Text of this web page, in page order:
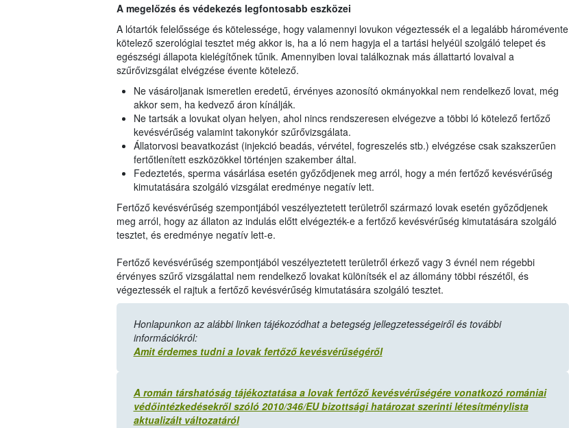
A megelőzés és védekezés legfontosabb eszközei
A lótartók felelőssége és kötelessége, hogy valamennyi lovukon végeztessék el a legalább háromévente
kötelező szerológiai tesztet még akkor is, ha a ló nem hagyja el a tartási helyéül szolgáló telepet és
egészségi állapota kielégítőnek tűnik. Amennyiben lovai találkoznak más állattartó lovaival a
szűrővizsgálat elvégzése évente kötelező.
Ne vásároljanak ismeretlen eredetű, érvényes azonosító okmányokkal nem rendelkező lovat, még
akkor sem, ha kedvező áron kínálják.
Ne tartsák a lovukat olyan helyen, ahol nincs rendszeresen elvégezve a többi ló kötelező fertőző
kevésvérűség valamint takonykór szűrővizsgálata.
Állatorvosi beavatkozást (injekció beadás, vérvétel, fogreszelés stb.) elvégzése csak szakszerűen
fertőtlenített eszközökkel történjen szakember által.
Fedeztetés, sperma vásárlása esetén győződjenek meg arról, hogy a mén fertőző kevésvérűség
kimutatására szolgáló vizsgálat eredménye negatív lett.
Fertőző kevésvérűség szempontjából veszélyeztetett területről származó lovak esetén győződjenek
meg arról, hogy az állaton az indulás előtt elvégezték-e a fertőző kevésvérűség kimutatására szolgáló
tesztet, és eredménye negatív lett-e.
Fertőző kevésvérűség szempontjából veszélyeztetett területről érkező vagy 3 évnél nem régebbi
érvényes szűrő vizsgálattal nem rendelkező lovakat különítsék el az állomány többi részétől, és
végeztessék el rajtuk a fertőző kevésvérűség kimutatására szolgáló tesztet.
Honlapunkon az alábbi linken tájékozódhat a betegség jellegzetességeiről és további
információkról:
Amit érdemes tudni a lovak fertőző kevésvérűségéről
A román társhatóság tájékoztatása a lovak fertőző kevésvérűségére vonatkozó romániai
védőintézkedésekről szóló 2010/346/EU bizottsági határozat szerinti létesítménylista
aktualizált változatáról